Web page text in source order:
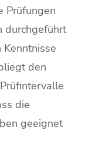
Prüfungen
durchgeführt
den
die
geeignet